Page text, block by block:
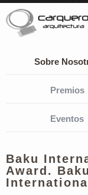
Sobre
Premios
Eventos
Baku
Award.